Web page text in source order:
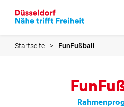
zur
Startseite
Startseite FunFußball